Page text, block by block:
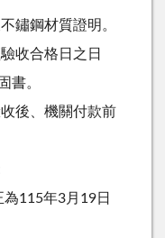
鏽鋼材質證明。
收合格日之日
書。
後、機關付款前
115年3月19日